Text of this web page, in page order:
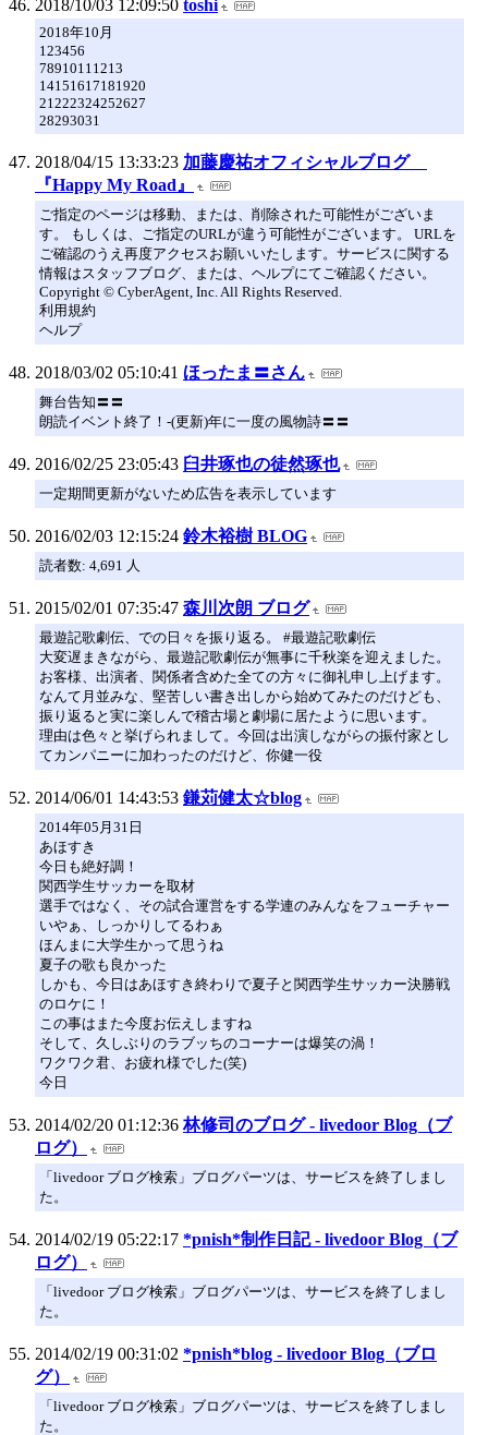
2018/10/03 12:09:50 toshi
2018年10月
123456
78910111213
14151617181920
21222324252627
28293031
2018/04/15 13:33:23 加藤慶祐オフィシャルブログ
『Happy My Road』
ご指定のページは移動、または、削除された可能性がございま
す。 もしくは、ご指定のURLが違う可能性がございます。 URLを
ご確認のうえ再度アクセスお願いいたします。サービスに関する
情報はスタッフブログ、または、ヘルプにてご確認ください。
Copyright © CyberAgent, Inc. All Rights Reserved.
利用規約
ヘルプ
2018/03/02 05:10:41 ほったま〓さん
舞台告知〓〓
朗読イベント終了！-(更新)年に一度の風物詩〓〓
2016/02/25 23:05:43 臼井琢也の徒然琢也
一定期間更新がないため広告を表示しています
2016/02/03 12:15:24 鈴木裕樹 BLOG
読者数: 4,691 人
2015/02/01 07:35:47 森川次朗 ブログ
最遊記歌劇伝、での日々を振り返る。 #最遊記歌劇伝
大変遅まきながら、最遊記歌劇伝が無事に千秋楽を迎えました。
お客様、出演者、関係者含めた全ての方々に御礼申し上げます。
なんて月並みな、堅苦しい書き出しから始めてみたのだけども、
振り返ると実に楽しんで稽古場と劇場に居たように思います。
理由は色々と挙げられまして。今回は出演しながらの振付家とし
てカンパニーに加わったのだけど、你健一役
2014/06/01 14:43:53 鎌苅健太☆blog
2014年05月31日
あほすき
今日も絶好調！
関西学生サッカーを取材
選手ではなく、その試合運営をする学連のみんなをフューチャー
いやぁ、しっかりしてるわぁ
ほんまに大学生かって思うね
夏子の歌も良かった
しかも、今日はあほすき終わりで夏子と関西学生サッカー決勝戦
のロケに！
この事はまた今度お伝えしますね
そして、久しぶりのラブッちのコーナーは爆笑の渦！
ワクワク君、お疲れ様でした(笑)
今日
2014/02/20 01:12:36 林修司のブログ - livedoor Blog（ブ
ログ）
「livedoor ブログ検索」ブログパーツは、サービスを終了しまし
た。
2014/02/19 05:22:17 *pnish*制作日記 - livedoor Blog（ブ
ログ）
「livedoor ブログ検索」ブログパーツは、サービスを終了しまし
た。
2014/02/19 00:31:02 *pnish*blog - livedoor Blog（ブロ
グ）
「livedoor ブログ検索」ブログパーツは、サービスを終了しまし
た。